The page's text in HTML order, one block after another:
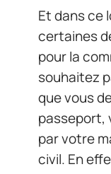
Et dans ce
certaines
pour la
souhaitez
que vous
passeport,
par votre
civil. En